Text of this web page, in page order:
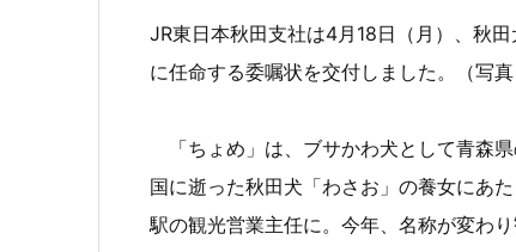
JR東日本秋田支社は4月18日（月）、秋
に任命する委嘱状を交付しました。（写真
「ちょめ」は、ブサかわ犬として青森
国に逝った秋田犬「わさお」の養女にあ
駅の観光営業主任に。今年、名称が変わ